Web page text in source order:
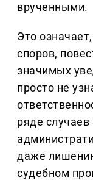
врученными.
Это
споров,
значимых
просто не
ряде
даже
судебном